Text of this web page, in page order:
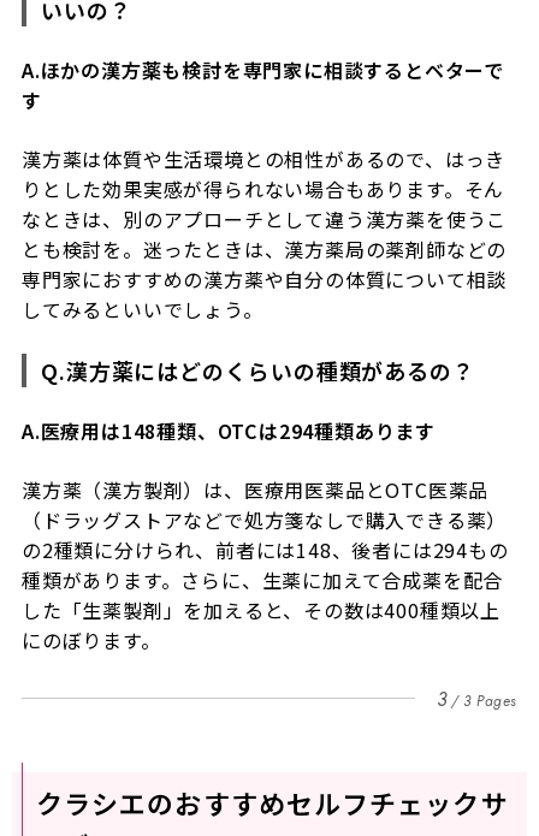
いいの？
A.ほかの漢方薬も検討を専門家に相談するとベターで
す
漢方薬は体質や生活環境との相性があるので、はっき
りとした効果実感が得られない場合もあります。そん
なときは、別のアプローチとして違う漢方薬を使うこ
とも検討を。迷ったときは、漢方薬局の薬剤師などの
専門家におすすめの漢方薬や自分の体質について相談
してみるといいでしょう。
Q.漢方薬にはどのくらいの種類があるの？
A.医療用は148種類、OTCは294種類あります
漢方薬（漢方製剤）は、医療用医薬品とOTC医薬品
（ドラッグストアなどで処方箋なしで購入できる薬）
の2種類に分けられ、前者には148、後者には294もの
種類があります。さらに、生薬に加えて合成薬を配合
した「生薬製剤」を加えると、その数は400種類以上
にのぼります。
3 3 Pages
クラシエのおすすめセルフチェックサ